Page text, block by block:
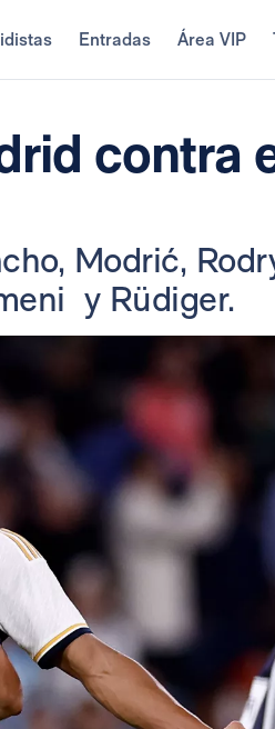
Entradas Área VIP
contra
Modrić,
y Rüdiger.